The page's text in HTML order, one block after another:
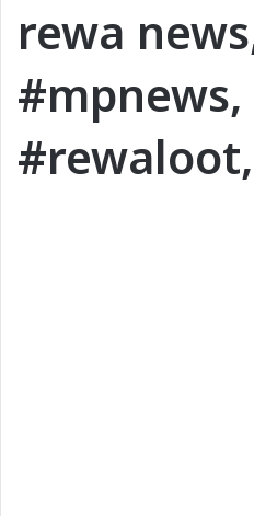
rewa
#mpnews,
#rewaloot,